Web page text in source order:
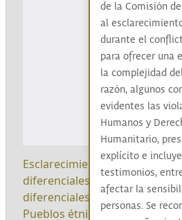
Esclarecimiento|Acuerdos|
diferenciales
Procesos con
diferenciales |Dirección
Pueblos étnicos|
de la Comisión
al
durante el
para ofrecer una
la complejidad
razón, algunos
evidentes las
Humanos y
Humanitario,
explícito e
testimonios,
afectar la
personas. Se